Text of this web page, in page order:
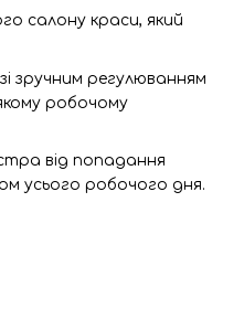
салону краси, який
зручним регулюванням
робочому
від попадання
усього робочого дня.